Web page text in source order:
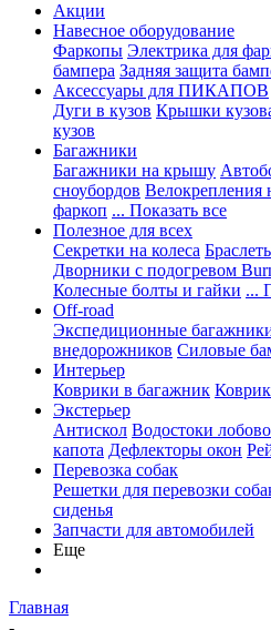
Акции
Навесное оборудование
Фаркопы Электрика для
бампера Задняя защита
Аксессуары для ПИКАПОВ
Дуги в кузов Крышки
кузов
Багажники
Багажники на крышу
сноубордов Велокрепления
фаркоп ... Показать все
Полезное для всех
Секретки на колеса
Дворники с подогревом
Колесные болты и гайки ...
Off-road
Экспедиционные
внедорожников Силовые
Интерьер
Коврики в багажник
Экстерьер
Антискол Водостоки
капота Дефлекторы окон
Перевозка собак
Решетки для перевозки
сиденья
Запчасти для автомобилей
Еще
Главная